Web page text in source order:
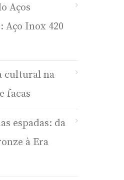
Aços
Aço Inox 420
cultural na
facas
espadas: da
à Era